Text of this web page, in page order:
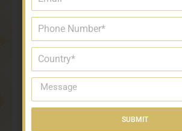
इसे अत्यन्त क्रूर माना जाता है।
आक्रमण किया जाए तो उस पर अवश्य
यहां तक कि शत्रु की समस्त सुख-
वरुण या वारुण मुहूर्त दिन का तेरहवां
होता है। अपने नामानुसार वरुण मुहूर्त
लिए विशेष रुप से अनुकूल माना जाता
बोने, खेत जोतने, जलाशयों के
SUBMIT